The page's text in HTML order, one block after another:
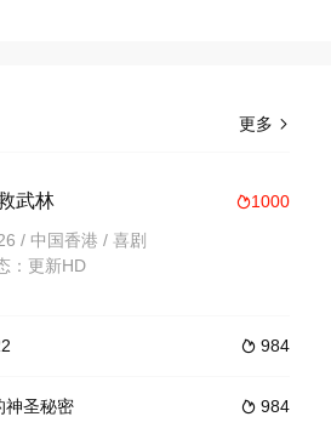
更多 
1000
武林
/ 中国香港 / 喜剧
：更新HD
 984
 984
神圣秘密